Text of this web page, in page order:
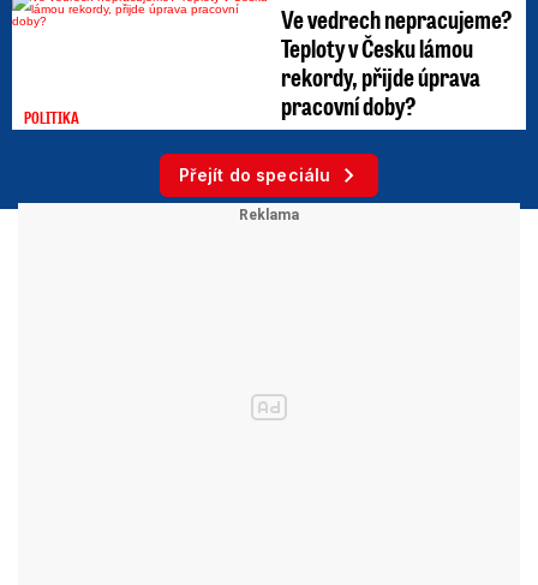
POLITIKA
Ve vedrech nepracujeme?
Teploty v Česku lámou
rekordy, přijde úprava
pracovní doby?
Přejít do speciálu